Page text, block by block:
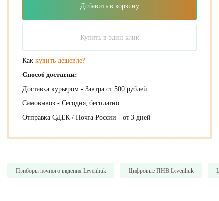
Добавить в корзину
Купить в один клик
Как купить дешевле?
Способ доставки:
Доставка курьером - Завтра от 500 рублей
Самовывоз - Сегодня, бесплатно
Отправка СДЕК / Почта России - от 3 дней
Приборы ночного видения Levenhuk Цифровые ПНВ Levenhuk